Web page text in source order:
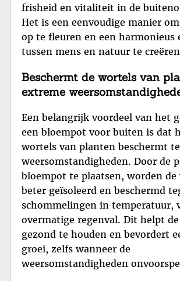
frisheid en vitaliteit in de
Het is een eenvoudige manier
op te fleuren en een harmonieus
tussen mens en natuur te
Beschermt de wortels van
extreme
Een belangrijk voordeel van het
een bloempot voor buiten is dat
wortels van planten beschermt
weersomstandigheden. Door de
bloempot te plaatsen, worden
beter geïsoleerd en beschermd
schommelingen in temperatuur,
overmatige regenval. Dit helpt
gezond te houden en bevordert
groei, zelfs wanneer de
weersomstandigheden